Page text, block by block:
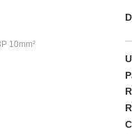
10mm²